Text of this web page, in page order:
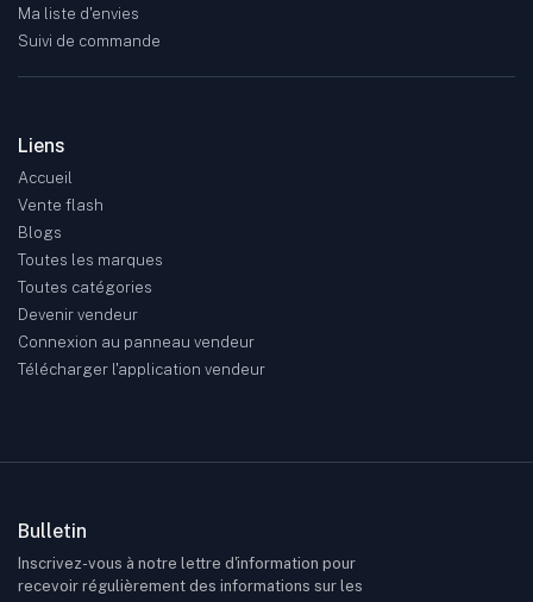
Ma liste d'envies
Suivi de commande
Liens
Accueil
Vente flash
Blogs
Toutes les marques
Toutes catégories
Devenir vendeur
Connexion au panneau vendeur
Télécharger l'application vendeur
Bulletin
Inscrivez-vous à notre lettre d'information pour
recevoir régulièrement des informations sur les